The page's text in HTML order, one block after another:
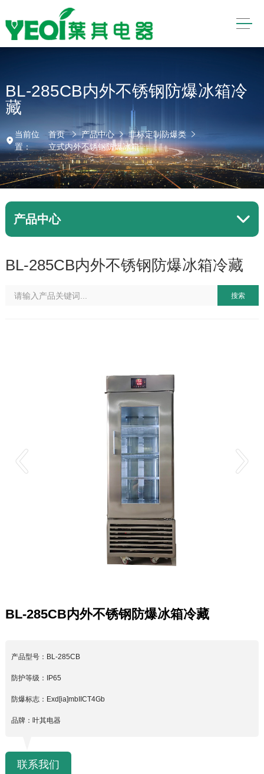
BL-285CB内外不锈钢防爆冰箱冷
藏
当前位
置：
首页 产品中心
非标定制防爆类
立式内外不锈钢防爆冰箱
产品中心
BL-285CB内外不锈钢防爆冰箱冷藏
搜索
BL-285CB内外不锈钢防爆冰箱冷藏
产品型号：BL-285CB
防护等级：IP65
防爆标志：Exd[ia]mbIICT4Gb
品牌：叶其电器
联系我们